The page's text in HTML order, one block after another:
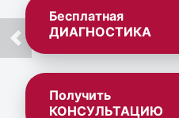
Бесплатная
ДИАГНОСТИКА
Получить
КОНСУЛЬТАЦИЮ